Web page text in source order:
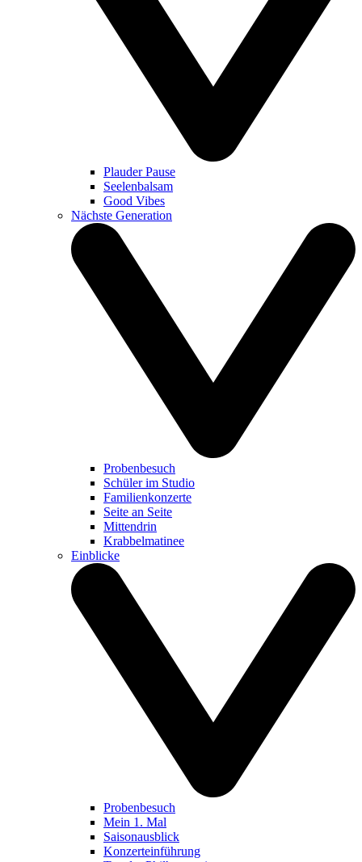
Plauder Pause
Seelenbalsam
Good Vibes
Nächste Generation
Probenbesuch
Schüler im Studio
Familienkonzerte
Seite an Seite
Mittendrin
Krabbelmatinee
Einblicke
Probenbesuch
Mein 1. Mal
Saisonausblick
Konzerteinführung